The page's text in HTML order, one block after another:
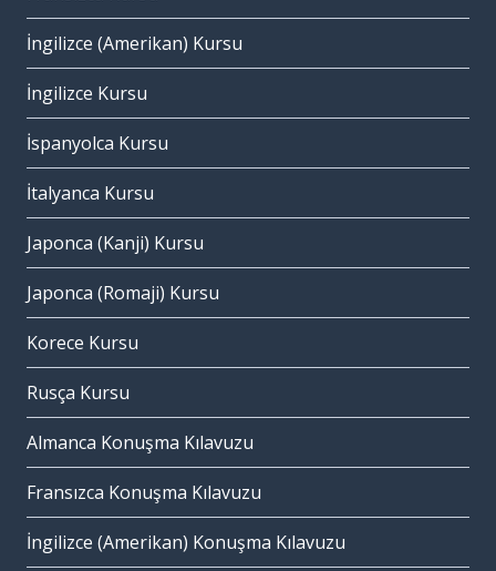
İngilizce (Amerikan) Kursu
İngilizce Kursu
İspanyolca Kursu
İtalyanca Kursu
Japonca (Kanji) Kursu
Japonca (Romaji) Kursu
Korece Kursu
Rusça Kursu
Almanca Konuşma Kılavuzu
Fransızca Konuşma Kılavuzu
İngilizce (Amerikan) Konuşma Kılavuzu